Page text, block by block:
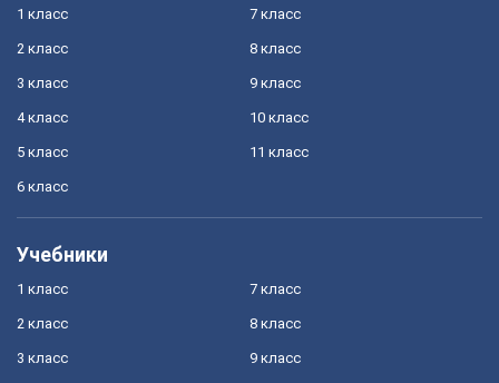
1 класс
2 класс
3 класс
4 класс
5 класс
6 класс
7 класс
8 класс
9 класс
10 класс
11 класс
Учебники
1 класс
2 класс
3 класс
7 класс
8 класс
9 класс